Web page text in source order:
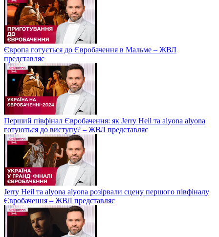
Європа готується до Євробачення в Мальме – ЖВЛ
представляє
Перший півфінал Євробачення: як Jerry Heil та alyona alyona
готуються до виступу? – ЖВЛ представляє
Jerry Heil та аlyona аlyona розірвали сцену першого півфіналу
Євробачення – ЖВЛ представляє